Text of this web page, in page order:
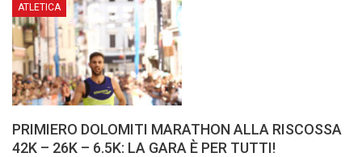
ATLETICA
PRIMIERO DOLOMITI MARATHON ALLA RISCOSSA
42K – 26K – 6.5K: LA GARA È PER TUTTI!